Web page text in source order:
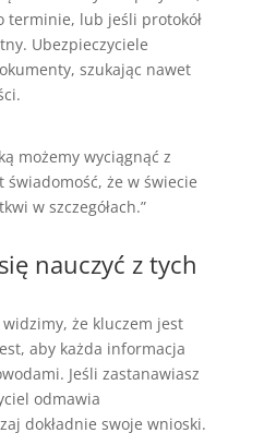
terminie, lub jeśli protokół
Ubezpieczyciele
szukając nawet
możemy wyciągnąć z
świadomość, że w świecie
w szczegółach.”
nauczyć z tych
że kluczem jest
aby każda informacja
Jeśli zastanawiasz
odmawia
dokładnie swoje wnioski.